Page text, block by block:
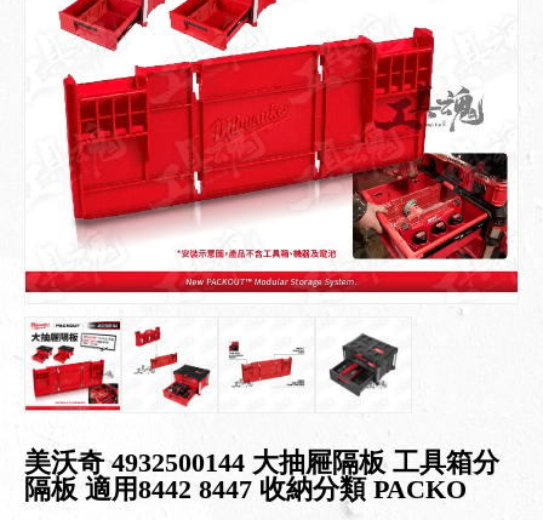
美沃奇 4932500144 大抽屜隔板 工具箱分
隔板 適用8442 8447 收納分類 PACKO